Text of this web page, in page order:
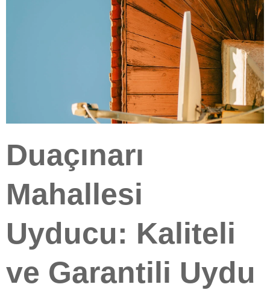
Duaçınarı
Mahallesi
Uyducu: Kaliteli
ve Garantili Uydu